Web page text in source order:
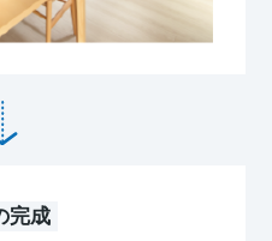
完成